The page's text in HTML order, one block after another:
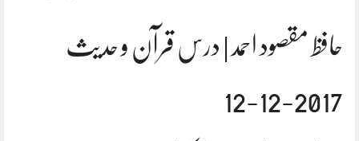
حافظ مقصود احمد | درس قرآن و حدیث
2017-12-12